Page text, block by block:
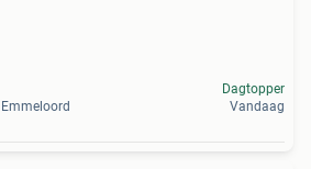
Emmeloord
Dagtopper
Vandaag